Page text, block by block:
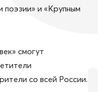
и «Крупным
смогут
со всей России.